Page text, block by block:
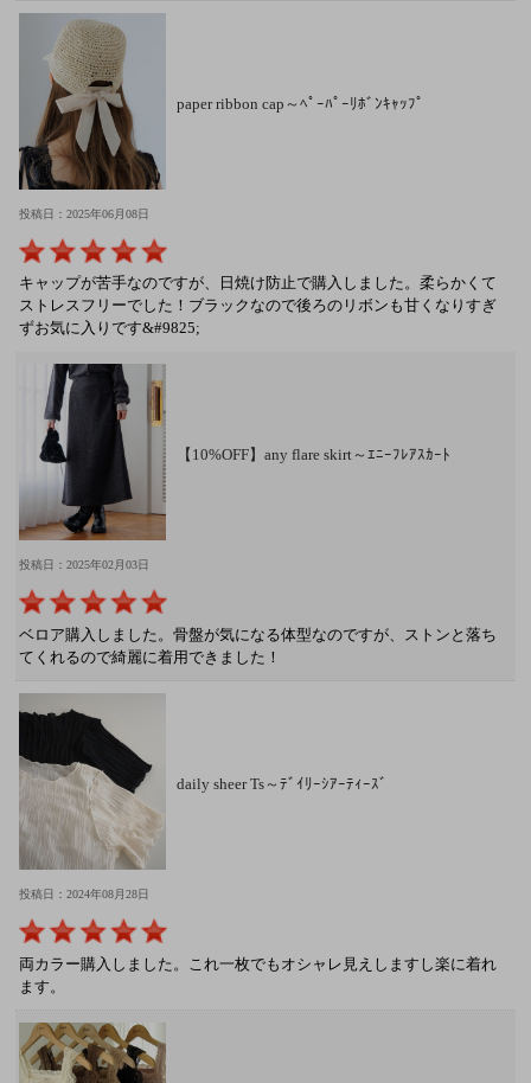
paper ribbon cap～ﾍﾟｰﾊﾟｰﾘﾎﾞﾝｷｬｯﾌﾟ
投稿日：2025年06月08日
キャップが苦手なのですが、日焼け防止で購入しました。柔らかくて
ストレスフリーでした！ブラックなので後ろのリボンも甘くなりすぎ
ずお気に入りです&#9825;
【10%OFF】any flare skirt～ｴﾆｰﾌﾚｱｽｶｰﾄ
投稿日：2025年02月03日
ベロア購入しました。骨盤が気になる体型なのですが、ストンと落ち
てくれるので綺麗に着用できました！
daily sheer Ts～ﾃﾞｲﾘｰｼｱｰﾃｨｰｽﾞ
投稿日：2024年08月28日
両カラー購入しました。これ一枚でもオシャレ見えしますし楽に着れ
ます。